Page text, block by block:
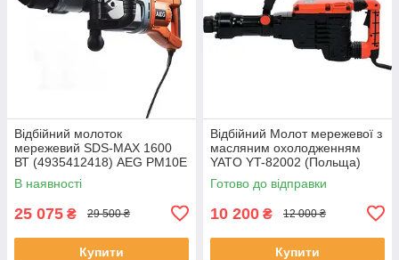
Відбійний молоток
мережевий SDS-MAX 1600
ВТ (4935412418) AEG PM10E
(Німеччина)
В наявності
25 075 ₴ 29 500 ₴
Купити
Відбійний Молот мережевої з
масляним охолодженням
YATO YT-82002 (Польща)
Готово до відправки
10 200 ₴ 12 000 ₴
Купити